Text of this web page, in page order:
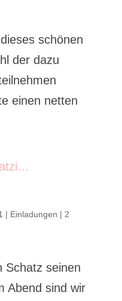
schönen
der dazu
einen netten
| Einladungen | 2
Schatz seinen
Abend sind wir